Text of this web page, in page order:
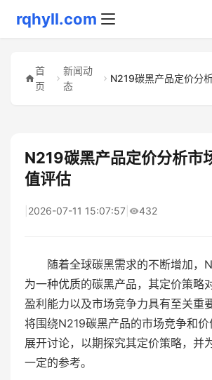
rqhyll.com
首
页
新闻动
态
N219碳黑产品定价分析市
值评估
2026-07-11 15:07:57 432
随着全球碳黑需求的不断增加，
为一种优质的碳黑产品，其定价策略
盈利能力以及市场竞争力具有至关重
将围绕N219碳黑产品的市场竞争和
展开讨论，以期探究其定价策略，并
一定的参考。